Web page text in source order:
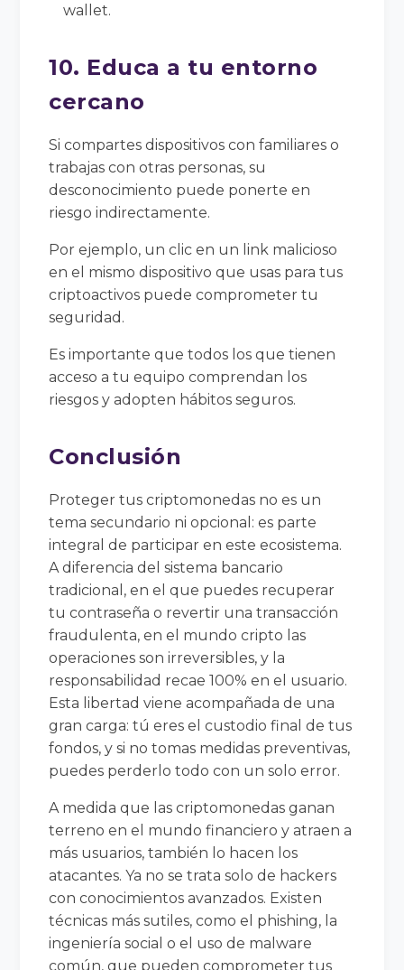
wallet.
10. Educa a tu entorno
cercano
Si compartes dispositivos con familiares o
trabajas con otras personas, su
desconocimiento puede ponerte en
riesgo indirectamente.
Por ejemplo, un clic en un link malicioso
en el mismo dispositivo que usas para tus
criptoactivos puede comprometer tu
seguridad.
Es importante que todos los que tienen
acceso a tu equipo comprendan los
riesgos y adopten hábitos seguros.
Conclusión
Proteger tus criptomonedas no es un
tema secundario ni opcional: es parte
integral de participar en este ecosistema.
A diferencia del sistema bancario
tradicional, en el que puedes recuperar
tu contraseña o revertir una transacción
fraudulenta, en el mundo cripto las
operaciones son irreversibles, y la
responsabilidad recae 100% en el usuario.
Esta libertad viene acompañada de una
gran carga: tú eres el custodio final de tus
fondos, y si no tomas medidas preventivas,
puedes perderlo todo con un solo error.
A medida que las criptomonedas ganan
terreno en el mundo financiero y atraen a
más usuarios, también lo hacen los
atacantes. Ya no se trata solo de hackers
con conocimientos avanzados. Existen
técnicas más sutiles, como el phishing, la
ingeniería social o el uso de malware
común, que pueden comprometer tus